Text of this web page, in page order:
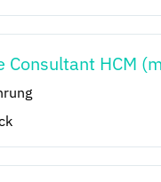
Consultant HCM